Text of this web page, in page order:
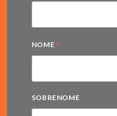
NOME *
SOBRENOME